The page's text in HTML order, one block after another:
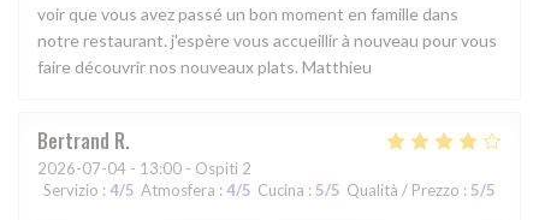
voir que vous avez passé un bon moment en famille dans
notre restaurant. j'espère vous accueillir à nouveau pour vous
faire découvrir nos nouveaux plats. Matthieu
Bertrand R
2026-07-04 - 13:00 - Ospiti 2
Servizio : 4/5 Atmosfera : 4/5 Cucina : 5/5 Qualità / Prezzo : 5/5